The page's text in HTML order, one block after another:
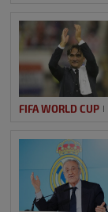
FIFA WORLD CUP